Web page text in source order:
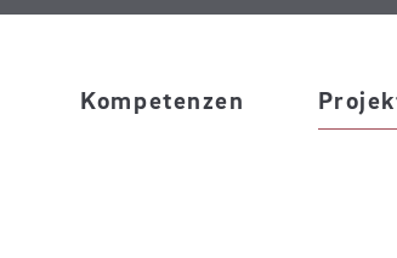
Kompetenzen